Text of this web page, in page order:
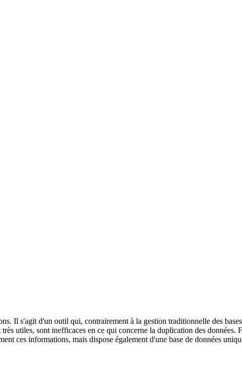
Il s'agit d'un outil qui, contrairement à la gestion traditionnelle des
utiles, sont inefficaces en ce qui concerne la duplication des données.
ces informations, mais dispose également d'une base de données